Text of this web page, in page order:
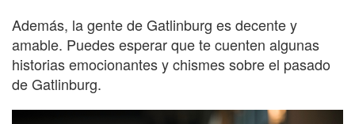
Además, la gente de Gatlinburg es decente y
amable. Puedes esperar que te cuenten algunas
historias emocionantes y chismes sobre el pasado
de Gatlinburg.